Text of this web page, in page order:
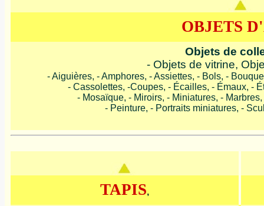
OBJETS
Objets de
- Objets de vitrine,
- Aiguières, - Amphores, - Assiettes, - Bols, -
- Cassolettes, -Coupes, - Écailles, - Émaux, -
- Mosaïque, - Miroirs, - Miniatures, -
- Peinture, - Portraits miniatures, -
TAPIS,